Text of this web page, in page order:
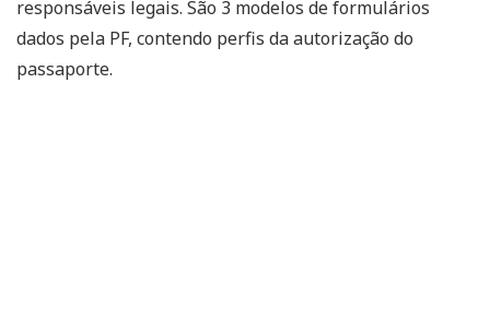
responsáveis legais. São 3 modelos de formulários
dados pela PF, contendo perfis da autorização do
passaporte.